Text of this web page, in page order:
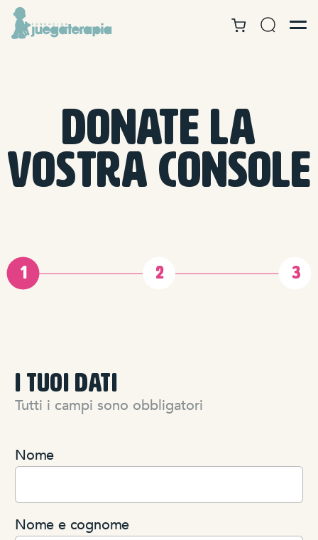
Donate la
vostra console
1 2 3
I TUOI DATI
Tutti i campi sono obbligatori
Nome
Nome e cognome